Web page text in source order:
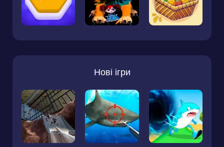
Нові ігри